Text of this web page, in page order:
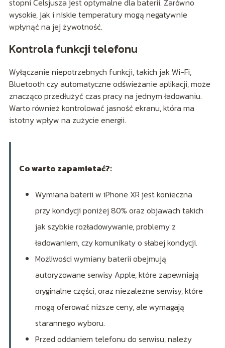
wysokie, jak i niskie temperatury mogą negatywnie
wpłynąć na jej żywotność.
Kontrola funkcji telefonu
Wyłączanie niepotrzebnych funkcji, takich jak Wi-Fi,
Bluetooth czy automatyczne odświeżanie aplikacji, może
znacząco przedłużyć czas pracy na jednym ładowaniu.
Warto również kontrolować jasność ekranu, która ma
istotny wpływ na zużycie energii.
Co warto zapamietać?:
Wymiana baterii w iPhone XR jest konieczna
przy kondycji poniżej 80% oraz objawach takich
jak szybkie rozładowywanie, problemy z
ładowaniem, czy komunikaty o słabej kondycji.
Możliwości wymiany baterii obejmują
autoryzowane serwisy Apple, które zapewniają
oryginalne części, oraz niezależne serwisy, które
mogą oferować niższe ceny, ale wymagają
starannego wyboru.
Przed oddaniem telefonu do serwisu, należy